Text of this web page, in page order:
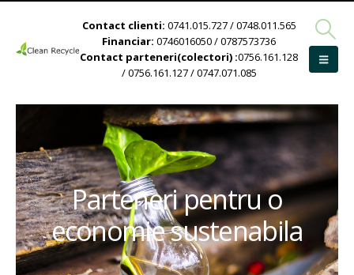
Contact clienti: 0741.015.727 / 0748.011.565
Financiar: 0746016050 / 0787573736
Contact parteneri(colectori) :0756.161.128
/ 0756.161.127 / 0747.071.085
Parteneri pentru o
economie sustenabila